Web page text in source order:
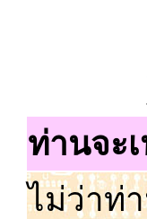
ท่านจะ
ไม่ว่าท่